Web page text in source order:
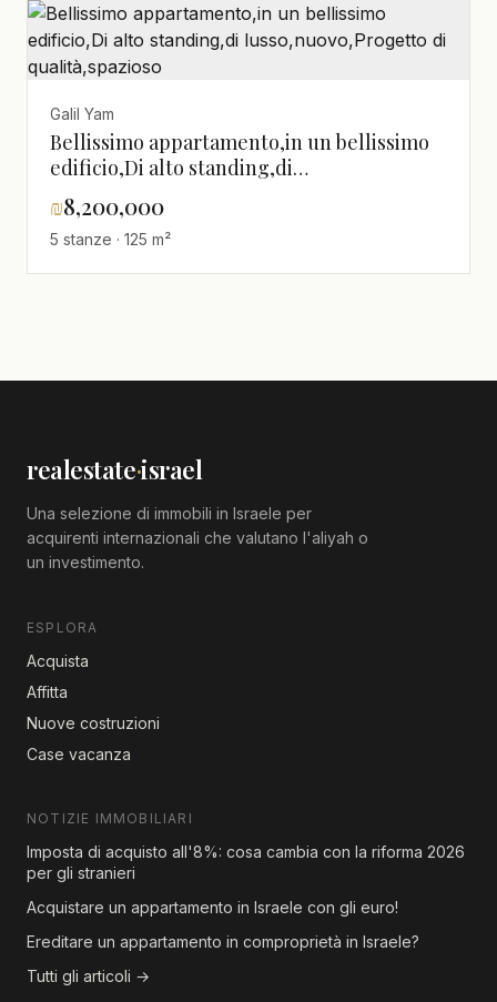
Galil Yam
Bellissimo appartamento,in un bellissimo
edificio,Di alto standing,di
lusso,nuovo,Progetto di qualità,spazioso
₪8,200,000
5 stanze · 125 m²
realestate·israel
Una selezione di immobili in Israele per
acquirenti internazionali che valutano l'aliyah o
un investimento.
ESPLORA
Acquista
Affitta
Nuove costruzioni
Case vacanza
NOTIZIE IMMOBILIARI
Imposta di acquisto all'8%: cosa cambia con la riforma 2026
per gli stranieri
Acquistare un appartamento in Israele con gli euro!
Ereditare un appartamento in comproprietà in Israele?
Tutti gli articoli →